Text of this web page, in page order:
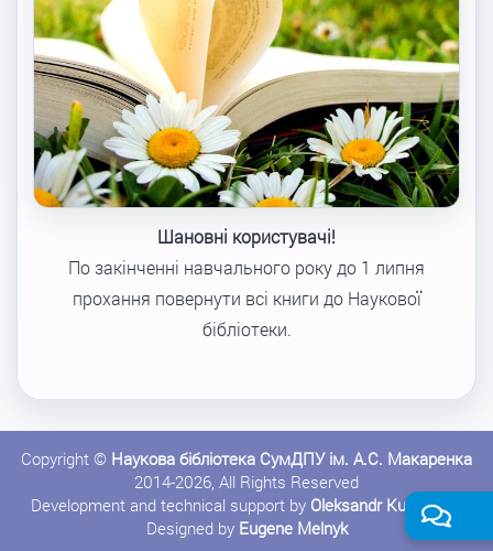
Шановні користувачі!
По закінченні навчального року до 1 липня
прохання повернути всі книги до Наукової
бібліотеки.
Copyright © Наукова бібліотека СумДПУ ім. А.С. Макаренка
2014-2026, All Rights Reserved
Development and technical support by Oleksandr Kushnerov
Designed by Eugene Melnyk